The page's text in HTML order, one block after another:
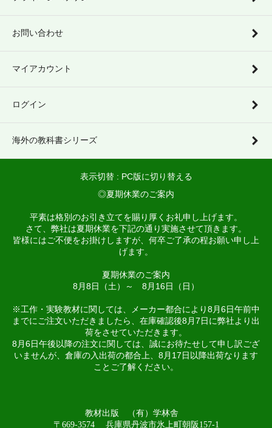
お問い合わせ
マイアカウント
ログイン
海外の教科書シリーズ
表示切替 : PC版に切り替える
◎夏期休業のご案内
平素は格別のお引き立てを賜り厚くお礼申し上げます。
さて、弊社は夏期休業を下記の通り実施させて頂きます。
皆様にはご不便をお掛けしますが、何卒ご了承の程お願い申し上
げます。
夏期休業のご案内
8月8日（土）～ 8月16日（日）
※工作・実験教材に関しては、メーカー都合により8月6日午前中
までにご注文いただきましたら、在庫確認後8月7日に弊社より出
荷をさせていただきます。
8月6日午後以降の注文に関しては、誠にお待たせして申し訳ござ
いませんが、倉庫の入出荷の都合上、8月17日以降出荷なります
ことご了解ください。
教材出版 （有）学林舎
〒669-3574 兵庫県丹波市氷上町朝阪157-1